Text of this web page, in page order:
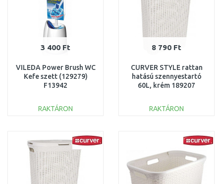
3 400 Ft
VILEDA Power Brush WC
Kefe szett (129279)
F13942
RAKTÁRON
Összehasonlítás
8 790 Ft
CURVER STYLE rattan
hatású szennyestartó
60L, krém 189207
RAKTÁRON
Összehasonlítás